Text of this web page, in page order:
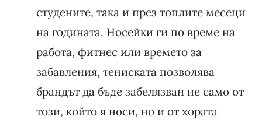
студените, така и през топлите месеци
на годината. Носейки ги по време на
работа, фитнес или времето за
забавления, тениската позволява
брандът да бъде забелязван не само от
този, който я носи, но и от хората